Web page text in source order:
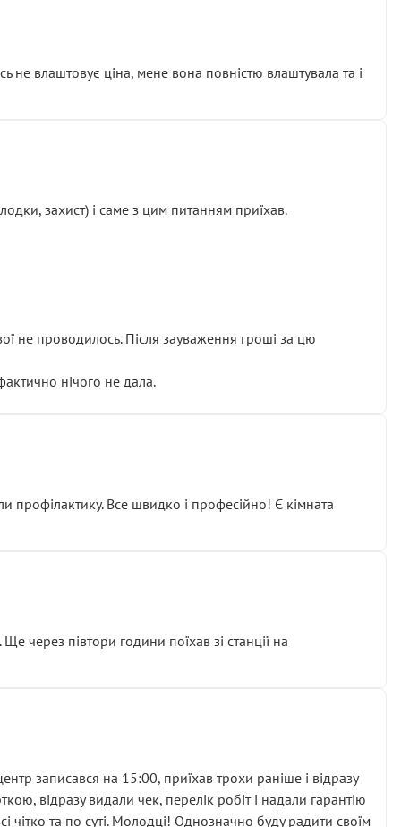
влаштовує ціна, мене вона повністю влаштувала та і
захист) і саме з цим питанням приїхав.
не проводилось. Після зауваження гроші за цю
нічого не дала.
профілактику. Все швидко і професійно! Є кімната
через півтори години поїхав зі станції на
записався на 15:00, приїхав трохи раніше і відразу
відразу видали чек, перелік робіт і надали гарантію
та по суті. Молодці! Однозначно буду радити своїм